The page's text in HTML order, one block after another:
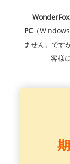
PC（
ません。です
客様